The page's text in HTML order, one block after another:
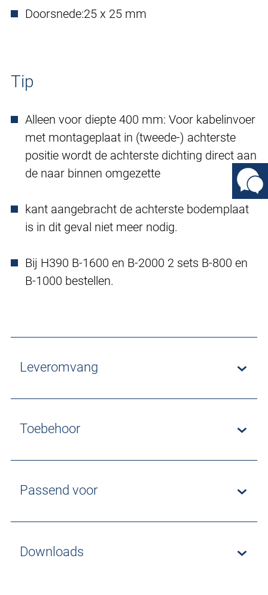
Doorsnede:25 x 25 mm
Tip
Alleen voor diepte 400 mm: Voor kabelinvoer
met montageplaat in (tweede-) achterste
positie wordt de achterste dichting direct aan
de naar binnen omgezette
kant aangebracht de achterste bodemplaat
is in dit geval niet meer nodig.
Bij H390 B-1600 en B-2000 2 sets B-800 en
B-1000 bestellen.
Leveromvang
Toebehoor
Passend voor
Downloads